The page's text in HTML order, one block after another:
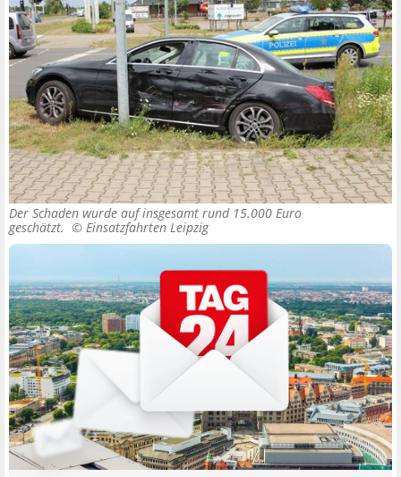
Der Schaden wurde auf insgesamt rund 15.000 Euro
geschätzt. © Einsatzfahrten Leipzig